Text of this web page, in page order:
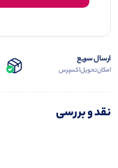
ارسال سریع
امکان تحویل اکسپرس
نقد و بررسی